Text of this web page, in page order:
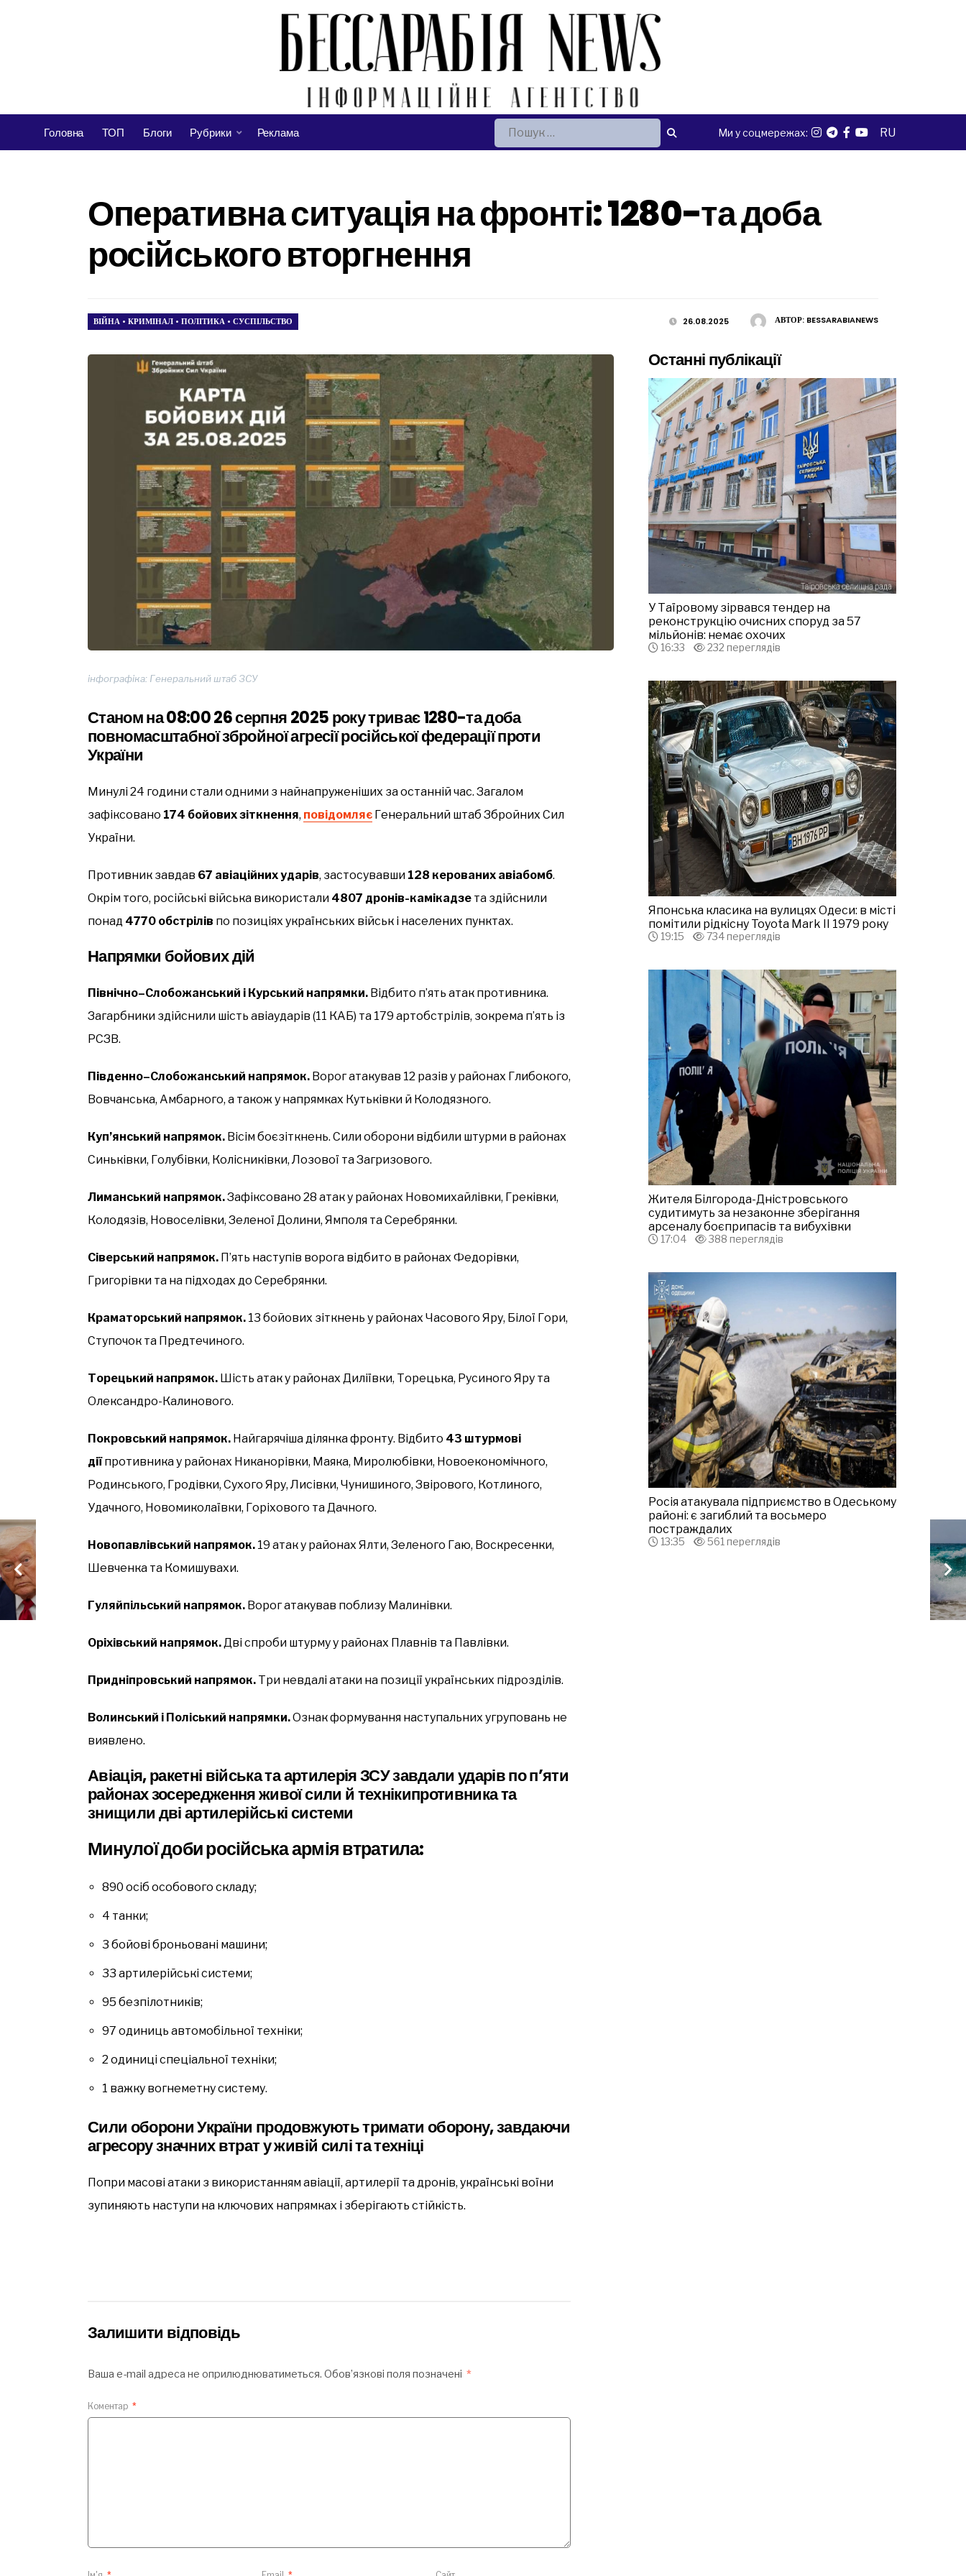
Головна ТОП Блоги Рубрики Реклама Пошук: Ми у соцмережах: RU
Оперативна ситуація на фронті: 1280-та доба
російського вторгнення
АВТОР: BESSARABIANEWS
26.08.2025
ВІЙНА • КРИМІНАЛ • ПОЛІТИКА • СУСПІЛЬСТВО
інфографіка: Генеральний штаб ЗСУ
Станом на 08:00 26 серпня 2025 року триває 1280-та доба
повномасштабної збройної агресії російської федерації проти
України
Минулі 24 години стали одними з найнапруженіших за останній час. Загалом
зафіксовано 174 бойових зіткнення, повідомляє Генеральний штаб Збройних Сил
України.
Противник завдав 67 авіаційних ударів, застосувавши 128 керованих авіабомб.
Окрім того, російські війська використали 4807 дронів-камікадзе та здійснили
понад 4770 обстрілів по позиціях українських військ і населених пунктах.
Напрямки бойових дій
Північно–Слобожанський і Курський напрямки. Відбито п’ять атак противника.
Загарбники здійснили шість авіаударів (11 КАБ) та 179 артобстрілів, зокрема п’ять із
РСЗВ.
Південно–Слобожанський напрямок. Ворог атакував 12 разів у районах Глибокого,
Вовчанська, Амбарного, а також у напрямках Кутьківки й Колодязного.
Куп’янський напрямок. Вісім боєзіткнень. Сили оборони відбили штурми в районах
Синьківки, Голубівки, Колісниківки, Лозової та Загризового.
Лиманський напрямок.Зафіксовано 28 атак у районах Новомихайлівки, Греківки,
Колодязів, Новоселівки, Зеленої Долини, Ямполя та Серебрянки.
Сіверський напрямок. П’ять наступів ворога відбито в районах Федорівки,
Григорівки та на підходах до Серебрянки.
Краматорський напрямок. 13 бойових зіткнень у районах Часового Яру, Білої Гори,
Ступочок та Предтечиного.
Торецький напрямок. Шість атак у районах Диліївки, Торецька, Русиного Яру та
Олександро-Калинового.
Покровський напрямок. Найгарячіша ділянка фронту. Відбито 43 штурмові
діїпротивника у районах Никанорівки, Маяка, Миролюбівки, Новоекономічного,
Родинського, Гродівки, Сухого Яру, Лисівки, Чунишиного, Звірового, Котлиного,
Удачного, Новомиколаївки, Горіхового та Дачного.
Новопавлівський напрямок. 19 атак у районах Ялти, Зеленого Гаю, Воскресенки,
Шевченка та Комишувахи.
Гуляйпільський напрямок. Ворог атакував поблизу Малинівки.
Оріхівський напрямок. Дві спроби штурму у районах Плавнів та Павлівки.
Придніпровський напрямок. Три невдалі атаки на позиції українських підрозділів.
Волинський і Поліський напрямки.Ознак формування наступальних угруповань не
виявлено.
Авіація, ракетні війська та артилерія ЗСУ завдали ударів по п’яти
районах зосередження живої сили й технікипротивника та
знищили дві артилерійські системи
Минулої доби російська армія втратила:
890 осіб особового складу;
4 танки;
3 бойові броньовані машини;
33 артилерійські системи;
95 безпілотників;
97 одиниць автомобільної техніки;
2 одиниці спеціальної техніки;
1 важку вогнеметну систему.
Сили оборони України продовжують тримати оборону, завдаючи
агресору значних втрат у живій силі та техніці
Попри масові атаки з використанням авіації, артилерії та дронів, українські воїни
зупиняють наступи на ключових напрямках і зберігають стійкість.
Залишити відповідь
Ваша e-mail адреса не оприлюднюватиметься. Обов’язкові поля позначені *
Коментар *
Останні публікації
У Таїровому зірвався тендер на
реконструкцію очисних споруд за 57
мільйонів: немає охочих
16:33 232 переглядів
Японська класика на вулицях Одеси: в місті
помітили рідкісну Toyota Mark II 1979 року
19:15 734 переглядів
Жителя Білгорода-Дністровського
судитимуть за незаконне зберігання
арсеналу боєприпасів та вибухівки
17:04 388 переглядів
Росія атакувала підприємство в Одеському
районі: є загиблий та восьмеро
постраждалих
13:35 561 переглядів